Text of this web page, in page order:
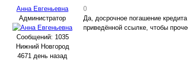
Анна Евгеньевна
Администратор
Сообщений: 1035
Нижний Новгород
4671 день назад
0
Да, досрочное погашение
приведённой ссылке, чтобы